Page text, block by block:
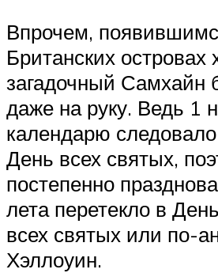
Впрочем,
Британских островах
загадочный Самхайн
даже на руку. Ведь 1
календарю
День всех святых,
постепенно
лета перетекло в
всех святых или по-
Хэллоуин.